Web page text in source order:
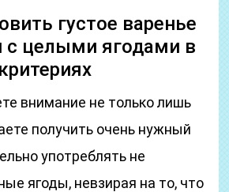
густое варенье
с целыми ягодами в
внимание не только лишь
получить очень нужный
употреблять не
ягоды, невзирая на то, что